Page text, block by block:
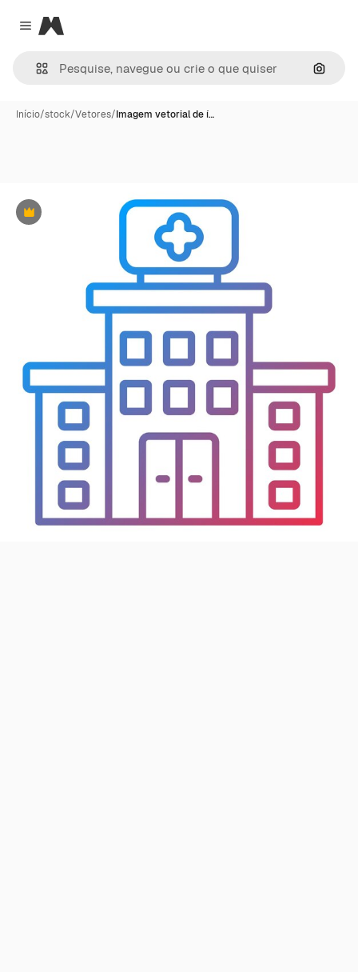
Close menu
Magnific
Início/stock/Vetores/Imagem vetorial de í…
Premium